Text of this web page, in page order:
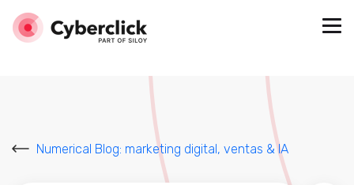
Numerical Blog: marketing digital, ventas & IA